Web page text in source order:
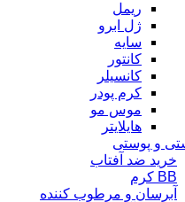
ریمل
ژل ابرو
سایه
کانتور
کانسیلر
کرم پودر
موس مو
هایلایتر
و پوستی
خرید ضد آفتاب
BB کرم
آبرسان و مرطوب کننده